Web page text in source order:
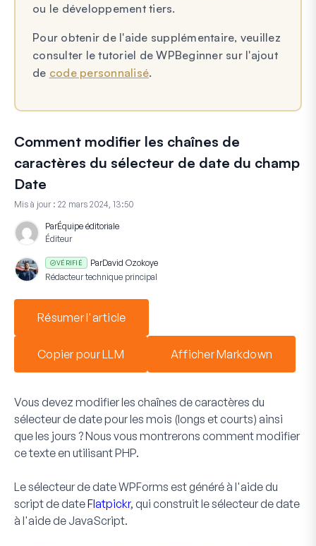
ou le développement tiers.
Pour obtenir de l'aide supplémentaire, veuillez
consulter le tutoriel de WPBeginner sur l'ajout
de code personnalisé.
Comment modifier les chaînes de
caractères du sélecteur de date du champ
Date
Mis à jour : 22 mars 2024, 13:50
ParÉquipe éditoriale
Éditeur
VÉRIFIÉ ParDavid Ozokoye
Rédacteur technique principal
Résumer l'article
Copier pour LLM Afficher Markdown
Vous devez modifier les chaînes de caractères du
sélecteur de date pour les mois (longs et courts) ainsi
que les jours ? Nous vous montrerons comment modifier
ce texte en utilisant PHP.
Lesélecteur de dateWPForms est généré à l'aide du
script de dateFlatpickr, qui construit le sélecteur de date
à l'aide de JavaScript.